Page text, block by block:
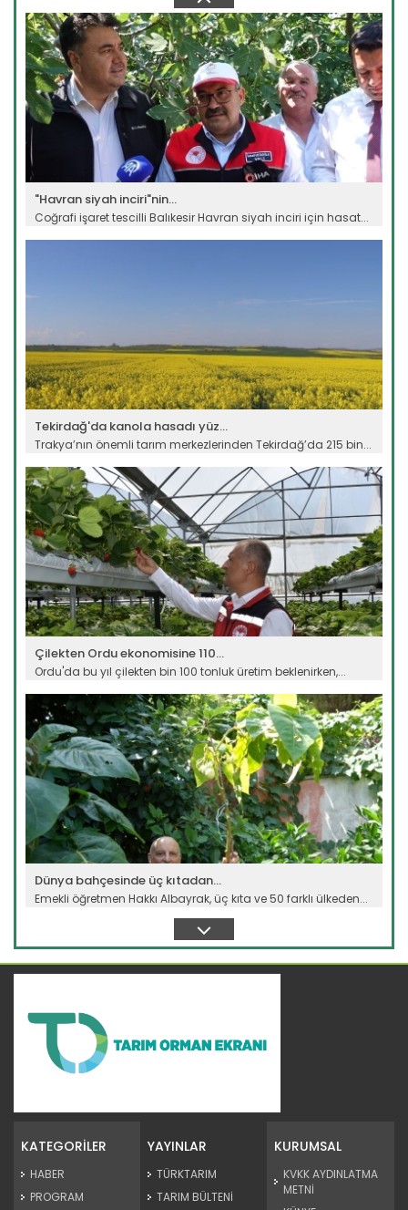
Devamını Oku ->
"Havran siyah inciri"nin...
Coğrafi işaret tescilli Balıkesir Havran siyah inciri için hasat...
Devamını Oku ->
Tekirdağ'da kanola hasadı yüz...
Trakya’nın önemli tarım merkezlerinden Tekirdağ’da 215 bin...
Devamını Oku ->
Çilekten Ordu ekonomisine 110...
Ordu'da bu yıl çilekten bin 100 tonluk üretim beklenirken,...
Devamını Oku ->
Dünya bahçesinde üç kıtadan...
Emekli öğretmen Hakkı Albayrak, üç kıta ve 50 farklı ülkeden...
verimli...
KATEGORİLER
HABER
PROGRAM
YAYINLAR
TÜRKTARIM
TARIM BÜLTENİ
KURUMSAL
KVKK AYDINLATMA
METNİ